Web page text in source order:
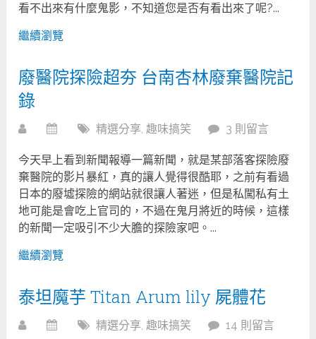
看不出來有什麼鬼影，不知道您是否有看出來了呢?...
繼續瀏覽
廢醫院探險超夯 台南杏林廢棄醫院記
錄
精選分享, 趣味搞笑 3 則留言
今天早上看到新聞報導一篇新聞，就是某部落客探險廢
棄醫院的影片暴紅，真的讓人覺得很酷耶，之前有看過
日本的廢墟探險的網站就很讓人著迷，但是私闖私有土
地可能是會吃上官司的，不過在鬼月將近的時候，這樣
的新聞一定吸引不少大膽的探險家吧。...
繼續瀏覽
泰坦魔芋 Titan Arum lily 屍體花
精選分享, 趣味搞笑 14 則留言